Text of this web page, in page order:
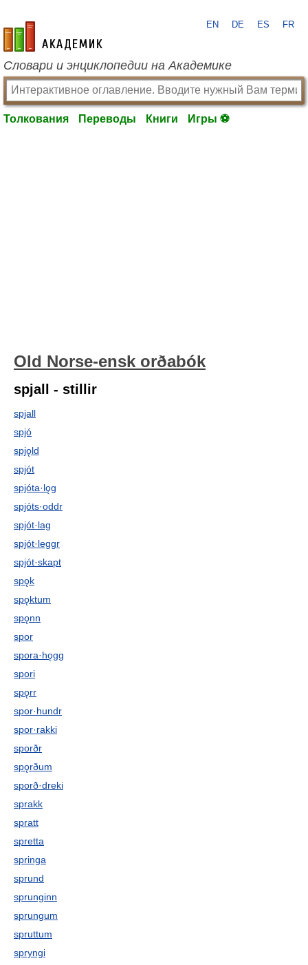
academic.ru
EN DE ES FR
Словари и энциклопедии на Академике
Толкования Переводы Книги Игры ⚽
Old Norse-ensk orðabók
spjall - stillir
spjall
spjó
spjǫld
spjót
spjóta·lǫg
spjóts·oddr
spjót·lag
spjót·leggr
spjót·skapt
spǫk
spǫktum
spǫnn
spor
spora·hǫgg
spori
spǫrr
spor·hundr
spor·rakki
sporðr
spǫrðum
sporð·dreki
sprakk
spratt
spretta
springa
sprund
sprunginn
sprungum
spruttum
spryngi